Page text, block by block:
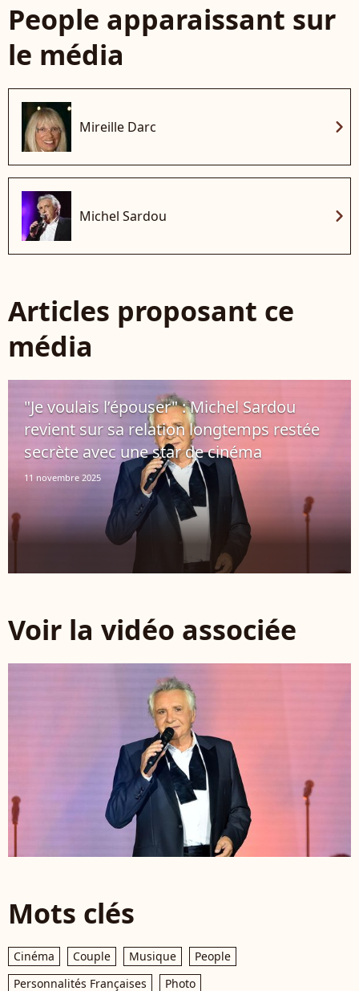
People apparaissant sur
le média
Mireille Darc chevron_right
Michel Sardou chevron_right
Articles proposant ce
média
"Je voulais l’épouser" : Michel Sardou
revient sur sa relation longtemps restée
secrète avec une star de cinéma
11 novembre 2025
Voir la vidéo associée
Mots clés
Cinéma Couple Musique
People
Personnalités Françaises
Photo